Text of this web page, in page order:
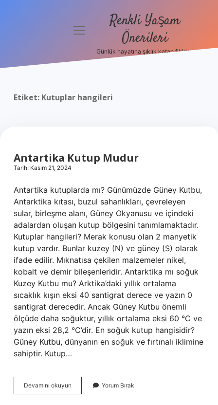
Politikası
menüyü
Renkli Yaşam
Önerileri
Günlük hayatına şıklık katan fikirler!
Etiket: Kutuplar hangileri
Antartika Kutup Mudur
Tarih: Kasım 21, 2024
Antartika kutuplarda mı? Günümüzde Güney Kutbu,
Antarktika kıtası, buzul sahanlıkları, çevreleyen
sular, birleşme alanı, Güney Okyanusu ve içindeki
adalardan oluşan kutup bölgesini tanımlamaktadır.
Kutuplar hangileri? Merak konusu olan 2 manyetik
kutup vardır. Bunlar kuzey (N) ve güney (S) olarak
ifade edilir. Mıknatısa çekilen malzemeler nikel,
kobalt ve demir bileşenleridir. Antarktika mı soğuk
Kuzey Kutbu mu? Arktika’daki yıllık ortalama
sıcaklık kışın eksi 40 santigrat derece ve yazın 0
santigrat derecedir. Ancak Güney Kutbu önemli
ölçüde daha soğuktur, yıllık ortalama eksi 60 °C ve
yazın eksi 28,2 °C’dir. En soğuk kutup hangisidir?
Güney Kutbu, dünyanın en soğuk ve fırtınalı iklimine
sahiptir. Kutup…
Devamını okuyun Antartika
Kutup
Yorum Bırak